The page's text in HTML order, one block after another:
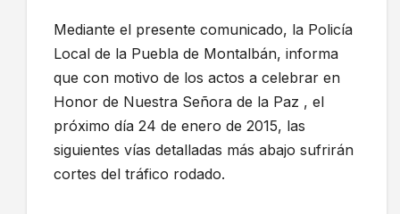
Mediante el presente comunicado, la Policía
Local de la Puebla de Montalbán, informa
que con motivo de los actos a celebrar en
Honor de Nuestra Señora de la Paz , el
próximo día 24 de enero de 2015, las
siguientes vías detalladas más abajo sufrirán
cortes del tráfico rodado.